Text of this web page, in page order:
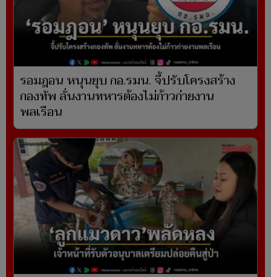
รอมฎอน หนุนยุบ กอ.รมน. จี้ปรับโครงสร้าง
กองทัพ ลั่นงานทหารต้องไม่ก้าวก่ายงาน
พลเรือน